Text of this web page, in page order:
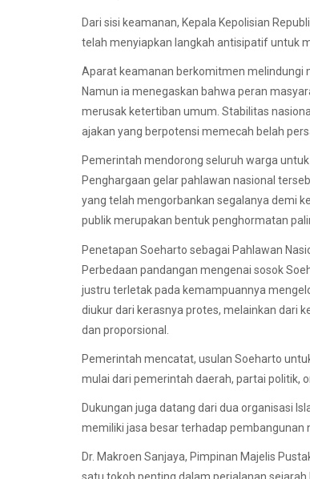
Dari sisi keamanan, Kepala Kepolisian
telah menyiapkan langkah antisipatif untuk
Aparat keamanan berkomitmen melindungi
Namun ia menegaskan bahwa peran
merusak ketertiban umum. Stabilitas
ajakan yang berpotensi memecah belah
Pemerintah mendorong seluruh warga
Penghargaan gelar pahlawan nasional
yang telah mengorbankan segalanya demi
publik merupakan bentuk penghormatan
Penetapan Soeharto sebagai Pahlawan
Perbedaan pandangan mengenai sosok
justru terletak pada kemampuannya
diukur dari kerasnya protes, melainkan dari
dan proporsional.
Pemerintah mencatat, usulan Soeharto
mulai dari pemerintah daerah, partai politik,
Dukungan juga datang dari dua organisasi
memiliki jasa besar terhadap pembangunan
Dr. Makroen Sanjaya, Pimpinan Majelis